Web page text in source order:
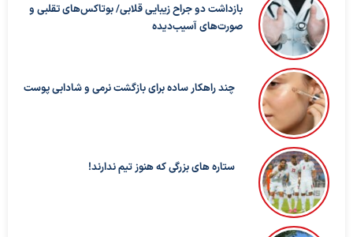
بازداشت دو جراح زیبایی قلابی/ بوتاکس‌های تقلبی و
صورت‌های آسیب‌دیده
چند راهکار ساده برای بازگشت نرمی و شادابی پوست
ستاره های بزرگی که هنوز تیم ندارند!